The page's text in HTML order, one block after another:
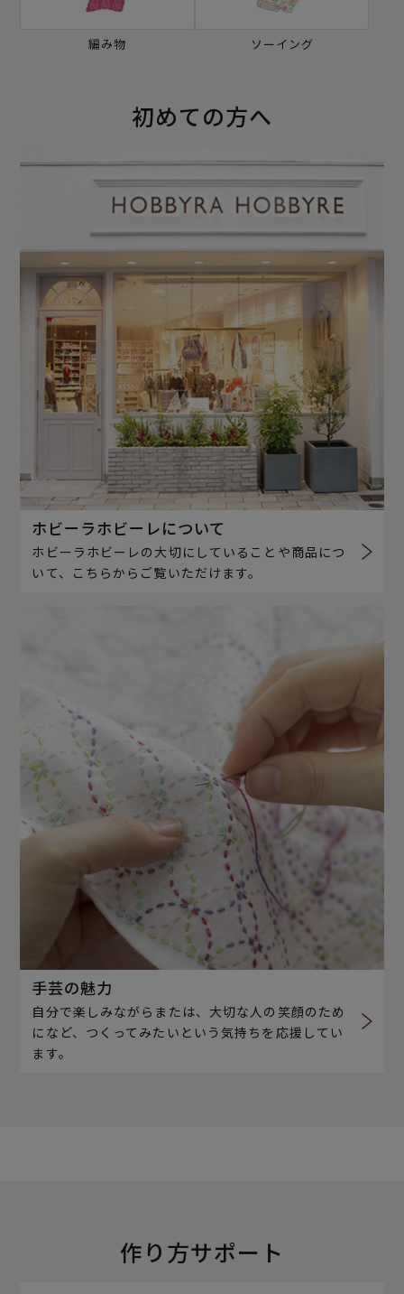
編み物 ソーイング
初めての方へ
ホビーラホビーレについて
ホビーラホビーレの大切にしていることや商品につ
いて、こちらからご覧いただけます。
手芸の魅力
自分で楽しみながらまたは、大切な人の笑顔のため
になど、つくってみたいという気持ちを応援してい
ます。
作り方サポート